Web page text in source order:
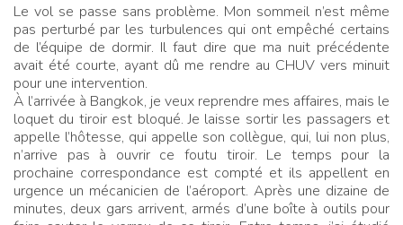
Le vol se passe sans problème. Mon sommeil n’est même
pas perturbé par les turbulences qui ont empêché certains
de l’équipe de dormir. Il faut dire que ma nuit précédente
avait été courte, ayant dû me rendre au CHUV vers minuit
pour une intervention.
À l’arrivée à Bangkok, je veux reprendre mes affaires, mais le
loquet du tiroir est bloqué. Je laisse sortir les passagers et
appelle l’hôtesse, qui appelle son collègue, qui, lui non plus,
n’arrive pas à ouvrir ce foutu tiroir. Le temps pour la
prochaine correspondance est compté et ils appellent en
urgence un mécanicien de l’aéroport. Après une dizaine de
minutes, deux gars arrivent, armés d’une boîte à outils pour